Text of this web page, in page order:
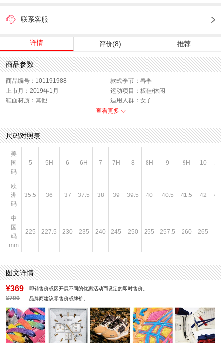
联系客服
详情 评价(8) 推荐
商品参数
商品编号：101191988
款式季节：春季
上市月：2019年1月
运动项目：板鞋/休闲
鞋面材质：其他
适用人群：女子
性别：女子
鞋帮：低帮
鞋底材质：其他
色系：白色
主要功能：其他
风格：休闲
查看更多
尺码对照表
美
国
码
5 5H 6 6H 7 7H 8 8H 9 9H 10
欧
洲
码
35.5 36 37 37.5 38 39 39.5 40 40.5 41.5 42
中
国
码
mm
225 227.5 230 235 240 245 250 255 257.5 260 265
图文详情
¥369 即销售价或因开展不同的优惠活动而设定的即时售价。
¥790 品牌商建议零售价或牌价。